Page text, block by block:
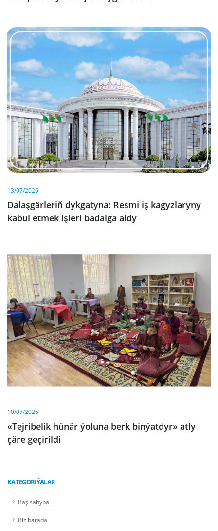
13/07/2026
Dalaşgärleriň dykgatyna: Resmi iş kagyzlaryny
kabul etmek işleri badalga aldy
10/07/2026
«Tejribelik hünär ýoluna berk binýatdyr» atly
çäre geçirildi
KATEGORIÝALAR
Baş sahypa
Biz barada